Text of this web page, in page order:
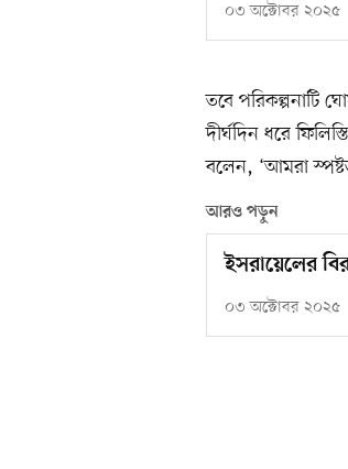
০৩ অক্টোবর ২০২৫
তবে পরিকল্পনাটি
দীর্ঘদিন ধরে
বলেন, ‘আমরা
আরও পড়ুন
ইসরায়েলের
০৩ অক্টোবর ২০২৫